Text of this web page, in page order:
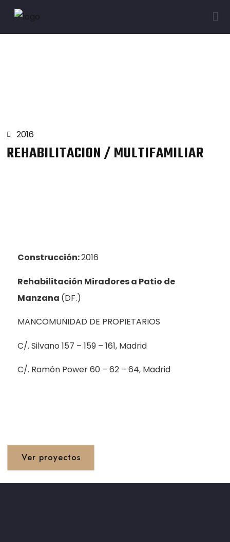
2016
REHABILITACION / MULTIFAMILIAR
Construcción:2016
Rehabilitación Miradores a Patio de
Manzana (DF.)
MANCOMUNIDAD DE PROPIETARIOS
C/. Silvano 157 – 159 – 161, Madrid
C/. Ramón Power 60 – 62 – 64, Madrid
Ver proyectos